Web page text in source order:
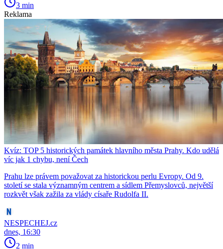
3 min
Reklama
Kvíz: TOP 5 historických památek hlavního města Prahy. Kdo udělá
víc jak 1 chybu, není Čech
Prahu lze právem považovat za historickou perlu Evropy. Od 9.
století se stala významným centrem a sídlem Přemyslovců, největší
rozkvět však zažila za vlády císaře Rudolfa II.
NESPECHEJ.cz
dnes, 16:30
2 min